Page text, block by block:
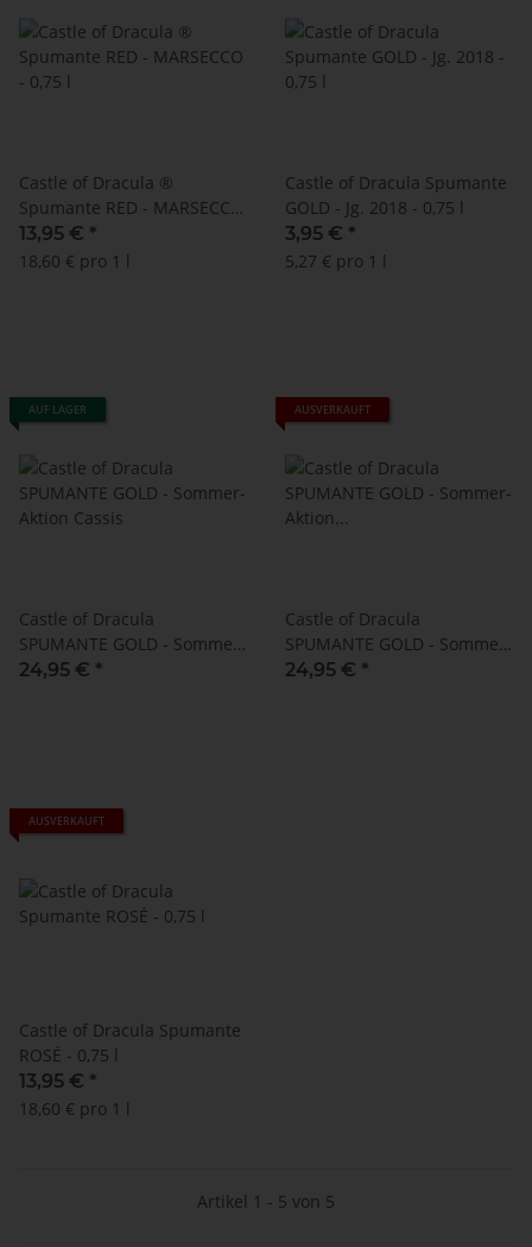
Castle of Dracula ®
Spumante RED - MARSECCO
- 0,75 l
13,95 € *
18,60 € pro 1 l
Castle of Dracula Spumante
GOLD - Jg. 2018 - 0,75 l
3,95 € *
5,27 € pro 1 l
AUF LAGER
Castle of Dracula
SPUMANTE GOLD - Sommer-
Aktion Cassis
24,95 € *
AUSVERKAUFT
Castle of Dracula
SPUMANTE GOLD - Sommer-
Aktion Holunderblüte
24,95 € *
AUSVERKAUFT
Castle of Dracula Spumante
ROSÉ - 0,75 l
13,95 € *
18,60 € pro 1 l
Artikel 1 - 5 von 5